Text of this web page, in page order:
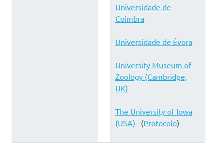
Universidade de
Coimbra
Universidade de Évora
University Museum of
Zoology (Cambridge,
UK)
The University of Iowa
(USA)
(Protocolo)